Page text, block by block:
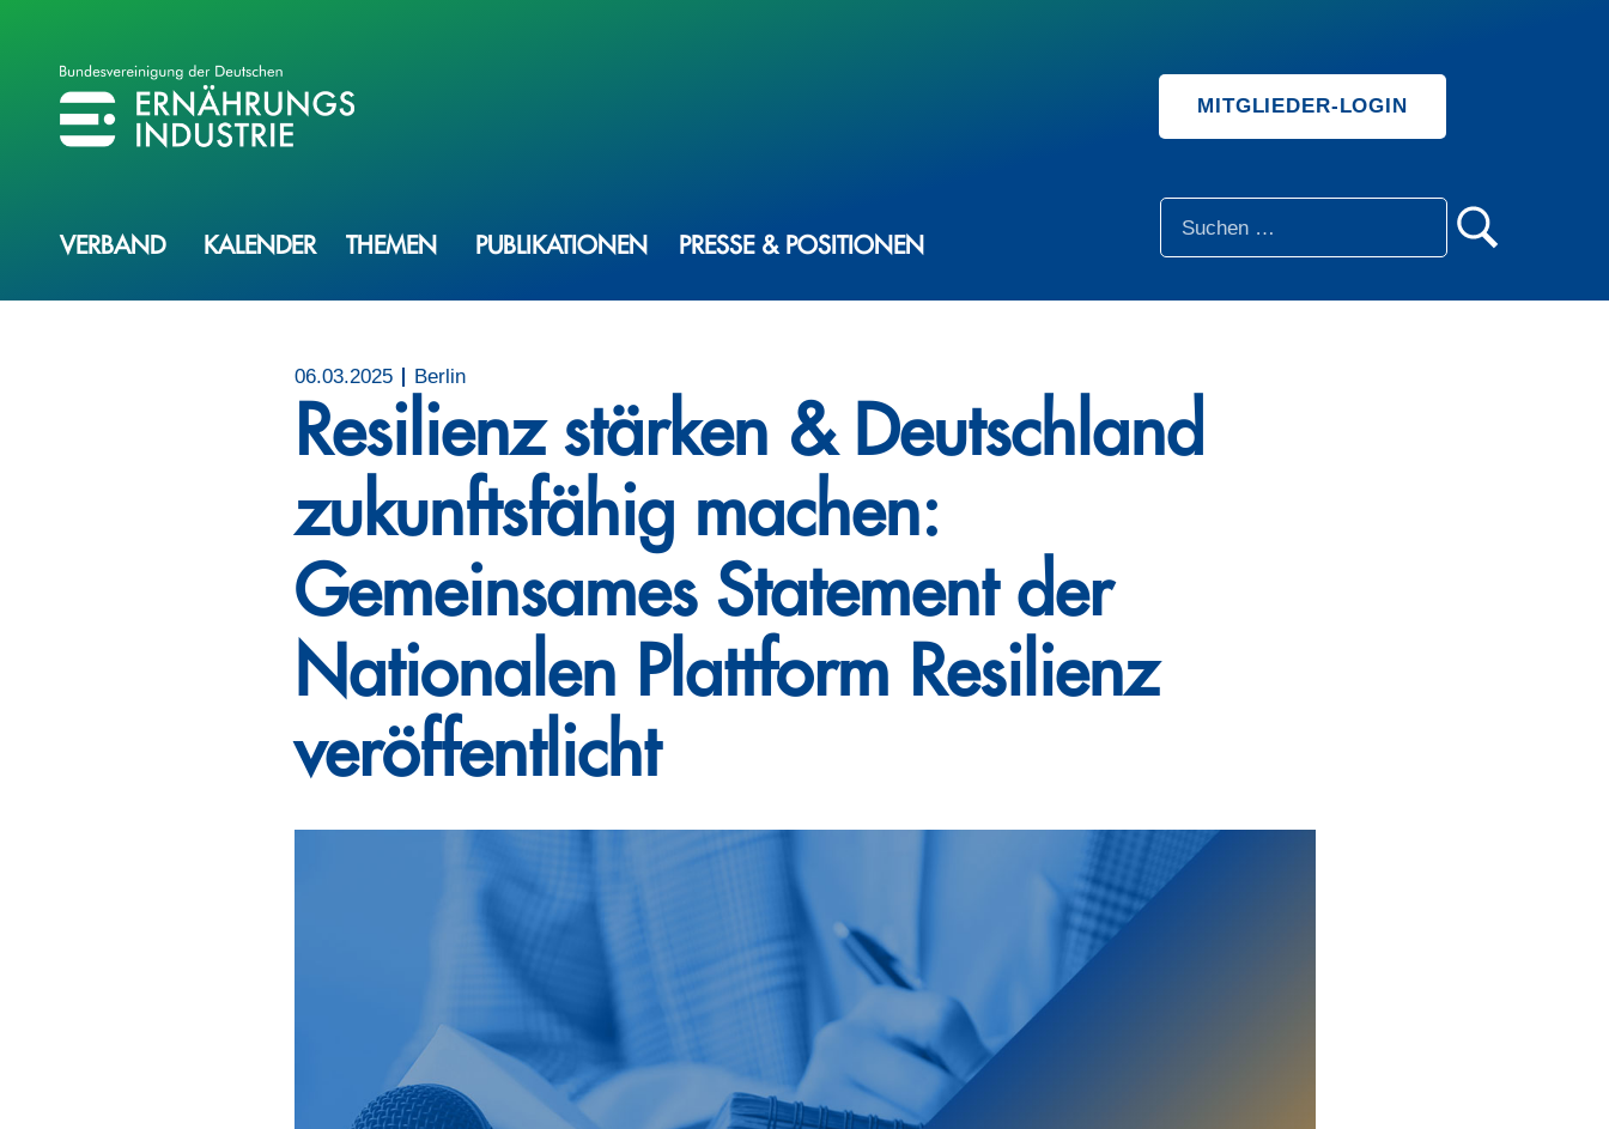
BVE
BUNDESVEREINIGUNG DER ERNÄHRUNGSINDUSTRIE MITGLIEDER-LOGIN
VERBAND KALENDER THEMEN PUBLIKATIONEN PRESSE & POSITIONEN
06.03.2025 Berlin
Resilienz stärken & Deutschland
zukunftsfähig machen:
Gemeinsames Statement der
Nationalen Plattform Resilienz
veröffentlicht